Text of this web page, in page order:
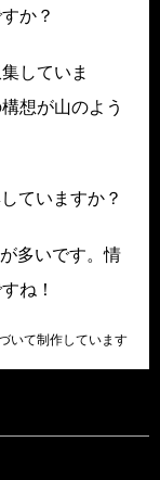
か？
していま
想が山のよう
ていますか？
多いです。情
ね！
いて制作しています